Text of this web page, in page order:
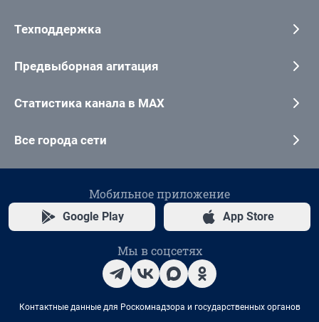
Техподдержка
Предвыборная агитация
Статистика канала в MAX
Все города сети
Мобильное приложение
Google Play App Store
Мы в соцсетях
Контактные данные для Роскомнадзора и государственных органов